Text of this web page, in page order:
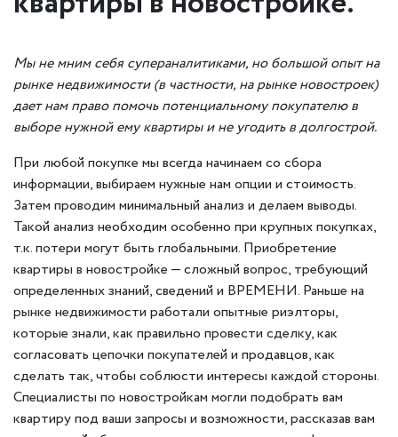
Мы не мним себя супераналитиками, но большой опыт на
рынке недвижимости (в частности, на рынке новостроек)
дает нам право помочь потенциальному покупателю в
выборе нужной ему квартиры и не угодить в долгострой.
При любой покупке мы всегда начинаем со сбора
информации, выбираем нужные нам опции и стоимость.
Затем проводим минимальный анализ и делаем выводы.
Такой анализ необходим особенно при крупных покупках,
т.к. потери могут быть глобальными. Приобретение
квартиры в новостройке — сложный вопрос, требующий
определенных знаний, сведений и ВРЕМЕНИ. Раньше на
рынке недвижимости работали опытные риэлторы,
которые знали, как правильно провести сделку, как
согласовать цепочки покупателей и продавцов, как
сделать так, чтобы соблюсти интересы каждой стороны.
Специалисты по новостройкам могли подобрать вам
квартиру под ваши запросы и возможности, рассказав вам